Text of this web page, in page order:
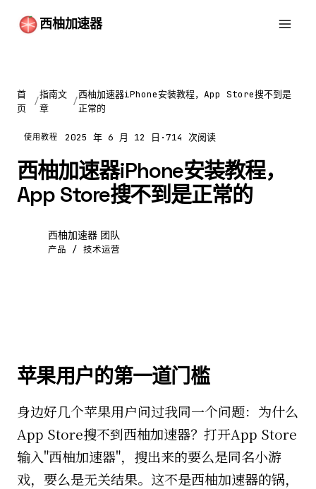
西柚加速器
首
页
/
指南文
章
/
西柚加速器iPhone安装教程，App Store搜不到是
正常的
使用教程 2025 年 6 月 12 日 ·714 次阅读
西柚加速器iPhone安装教程，
App Store搜不到是正常的
西柚加速器 团队
产品 / 技术运营
苹果用户的第一道门槛
身边好几个苹果用户问过我同一个问题：为什么
App Store搜不到西柚加速器？打开App Store
输入"西柚加速器"，搜出来的要么是同名小游
戏，要么是无关结果。这不是西柚加速器的锅，